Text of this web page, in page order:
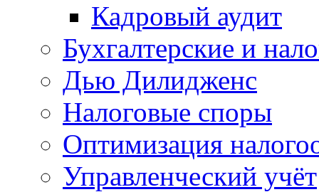
Кадровый аудит
Бухгалтерские и
Дью Дилидженс
Налоговые споры
Оптимизация
Управленческий учёт